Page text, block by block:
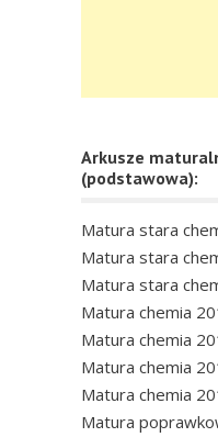
Arkusze
(podstawowa):
Matura stara
Matura stara
Matura stara
Matura chemia
Matura chemia
Matura chemia
Matura chemia
Matura